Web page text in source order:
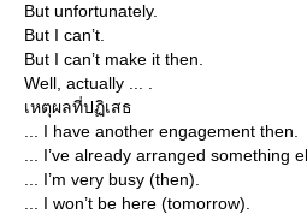
But unfortunately.
But I can’t.
But I can’t make it then.
Well, actually ... .
เหตุผลที่ปฏิเสธ
... I have another engagement then.
... I’ve already arranged something
... I’m very busy (then).
... I won’t be here (tomorrow).